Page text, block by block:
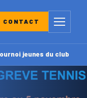
CONTACT Menu
jeunes du club ce